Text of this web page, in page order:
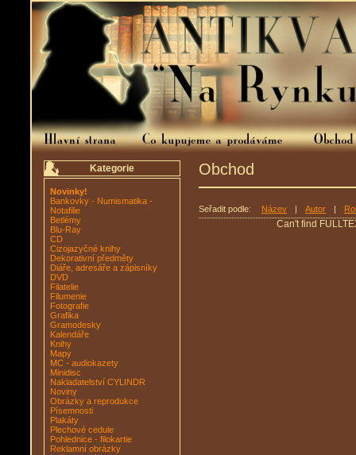
Kategorie
Novinky!
Bankovky - Numismatika -
Notafilie
Betlémy
Blu-Ray
CD
Cizojazyčné knihy
Dekorativní předměty
Diáře, adresáře a zápisníky
DVD
Filatelie
Filumenie
Fotografie
Grafika
Gramodesky
Kalendáře
Knihy
Mapy
MC - audiokazety
Minidisc
Nakladatelství CYLINDR
Noviny
Obrázky a reprodukce
Písemnosti
Plakáty
Plechové cedule
Pohlednice - filokartie
Reklamní obrázky
Obchod
Seřadit podle: Název | Autor |
Can't find